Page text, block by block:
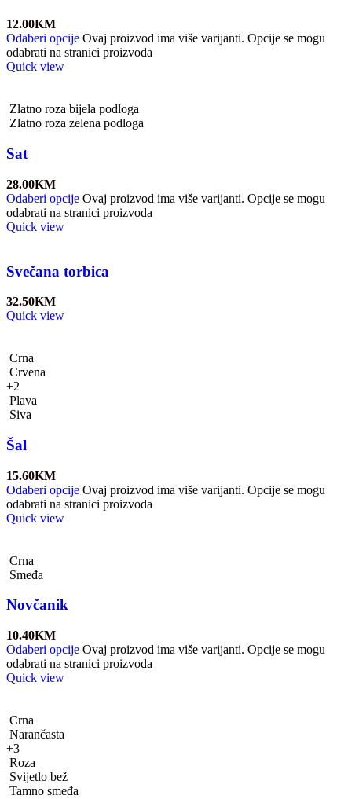
12.00KM
Odaberi opcije Ovaj proizvod ima više varijanti. Opcije se mogu
odabrati na stranici proizvoda
Quick view
Zlatno roza bijela podloga
Zlatno roza zelena podloga
Sat
28.00KM
Odaberi opcije Ovaj proizvod ima više varijanti. Opcije se mogu
odabrati na stranici proizvoda
Quick view
Svečana torbica
32.50KM
Quick view
Crna
Crvena
+2
Plava
Siva
Šal
15.60KM
Odaberi opcije Ovaj proizvod ima više varijanti. Opcije se mogu
odabrati na stranici proizvoda
Quick view
Crna
Smeđa
Novčanik
10.40KM
Odaberi opcije Ovaj proizvod ima više varijanti. Opcije se mogu
odabrati na stranici proizvoda
Quick view
Crna
Narančasta
+3
Roza
Svijetlo bež
Tamno smeđa